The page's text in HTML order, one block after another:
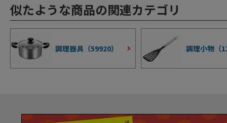
似たような商品の関連カテゴリ
調理器具（59920） 調理小物（